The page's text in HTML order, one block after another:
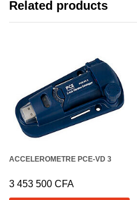
Related products
ACCELEROMETRE PCE-VD 3
3 453 500 CFA